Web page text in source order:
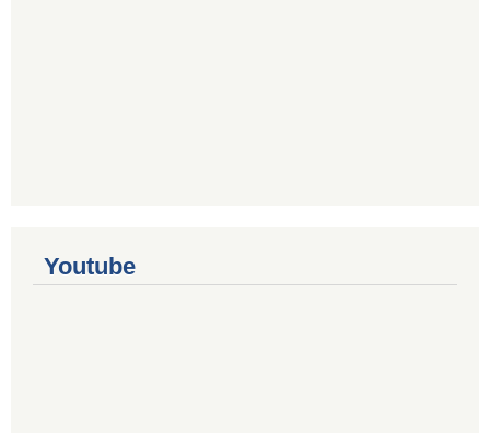
Youtube